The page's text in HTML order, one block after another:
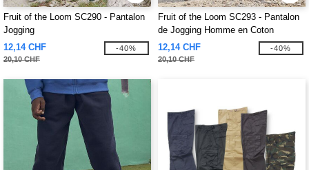
Fruit of the Loom SC290 - Pantalon
Jogging
12,14 CHF
20,10 CHF
-40%
Fruit of the Loom SC293 - Pantalon
de Jogging Homme en Coton
12,14 CHF
20,10 CHF
-40%